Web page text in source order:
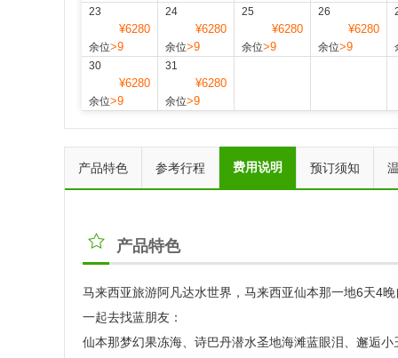
23
¥6280
余位>9
24
¥6280
余位>9
25
¥6280
余位>9
26
¥6280
余位>9
30
¥6280
余位>9
31
¥6280
余位>9
产品特色 参考行程 费用说明 预订须知
产品特色
马来西亚旅游阿凡达水世界，马来西亚仙本那一地6天4
一起去找蓝朋友：
仙本那梦幻果冻海、诗巴丹潜水圣地海滩蓝眼泪、邂逅